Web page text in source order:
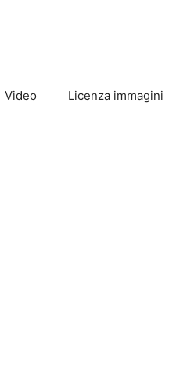
Video Licenza immagini